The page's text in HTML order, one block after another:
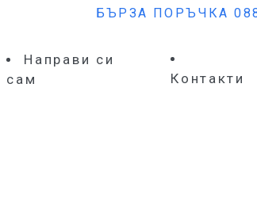
БЪРЗА ПОРЪЧКА
Направи си
сам
Контакти